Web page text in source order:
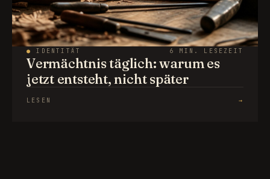
● IDENTITÄT 6 MIN. LESEZEIT
Vermächtnis täglich: warum es
jetzt entsteht, nicht später
LESEN →